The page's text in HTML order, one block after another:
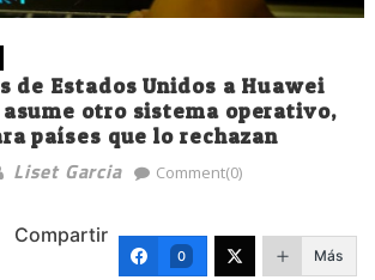
de Estados Unidos a Huawei
asume otro sistema operativo,
países que lo rechazan
Liset Garcia Comment(0)
Compartir
0 Más